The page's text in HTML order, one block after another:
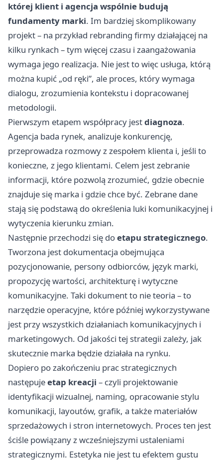
której klient i agencja wspólnie budują
fundamenty marki. Im bardziej skomplikowany
projekt – na przykład rebranding firmy działającej na
kilku rynkach – tym więcej czasu i zaangażowania
wymaga jego realizacja. Nie jest to więc usługa, którą
można kupić „od ręki”, ale proces, który wymaga
dialogu, zrozumienia kontekstu i dopracowanej
metodologii.
Pierwszym etapem współpracy jestdiagnoza.
Agencja bada rynek, analizuje konkurencję,
przeprowadza rozmowy z zespołem klienta i, jeśli to
konieczne, z jego klientami. Celem jest zebranie
informacji, które pozwolą zrozumieć, gdzie obecnie
znajduje się marka i gdzie chce być. Zebrane dane
stają się podstawą do określenia luki komunikacyjnej i
wytyczenia kierunku zmian.
Następnie przechodzi się doetapu strategicznego.
Tworzona jest dokumentacja obejmująca
pozycjonowanie, persony odbiorców, język marki,
propozycję wartości, architekturę i wytyczne
komunikacyjne. Taki dokument to nie teoria – to
narzędzie operacyjne, które później wykorzystywane
jest przy wszystkich działaniach komunikacyjnych i
marketingowych. Od jakości tej strategii zależy, jak
skutecznie marka będzie działała na rynku.
Dopiero po zakończeniu prac strategicznych
następujeetap kreacji – czyli projektowanie
identyfikacji wizualnej, naming, opracowanie stylu
komunikacji, layoutów, grafik, a także materiałów
sprzedażowych i stron internetowych. Proces ten jest
ściśle powiązany z wcześniejszymi ustaleniami
strategicznymi. Estetyka nie jest tu efektem gustu